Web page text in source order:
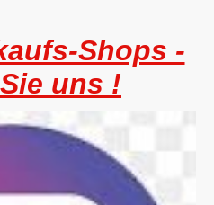
Shops -
uns !